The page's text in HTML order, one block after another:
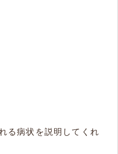
る病状を説明してくれ